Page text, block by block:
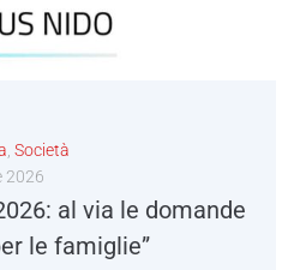
Società
2026
al via le domande
le famiglie”